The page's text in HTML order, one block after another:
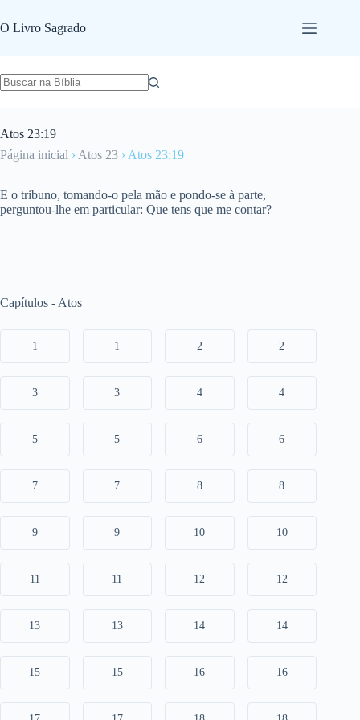
para
o
O Livro Sagrado
Atos 23:19
Página inicial › Atos 23 › Atos 23:19
E o tribuno, tomando-o pela mão e pondo-se à parte,
perguntou-lhe em particular: Que tens que me contar?
Capítulos - Atos
1 1 2 2
3 3 4 4
5 5 6 6
7 7 8 8
9 9 10 10
11 11 12 12
13 13 14 14
15 15 16 16